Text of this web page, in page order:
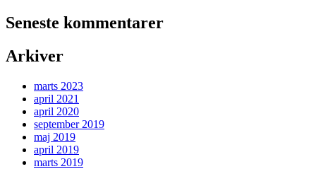
Seneste kommentarer
Arkiver
marts 2023
april 2021
april 2020
september 2019
maj 2019
april 2019
marts 2019